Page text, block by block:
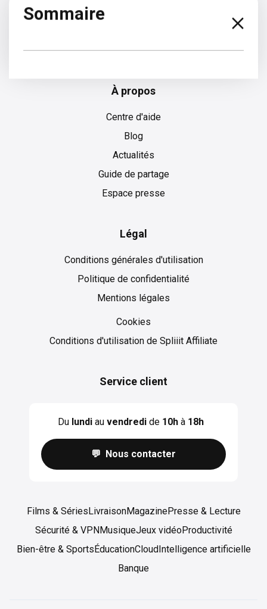
Sommaire
À propos
Centre d'aide
Blog
Actualités
Guide de partage
Espace presse
Légal
Conditions générales d'utilisation
Politique de confidentialité
Mentions légales
Cookies
Conditions d'utilisation de Spliiit Affiliate
Service client
Du lundiau vendredide 10hà 18h
💬 Nous contacter
Films & SériesLivraisonMagazinePresse & Lecture
Sécurité & VPNMusiqueJeux vidéoProductivité
Bien-être & SportsÉducationCloudIntelligence artificielle
Banque